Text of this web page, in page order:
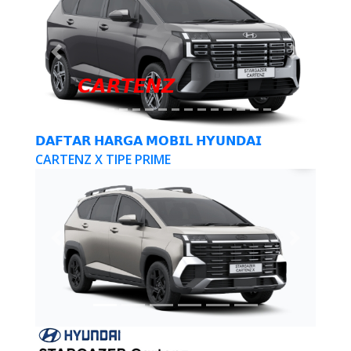
𝘾𝘼𝙍𝙏𝙀𝙉𝙕
Previous Next
𝗗𝗔𝗙𝗧𝗔𝗥 𝗛𝗔𝗥𝗚𝗔 𝗠𝗢𝗕𝗜𝗟 𝗛𝗬𝗨𝗡𝗗𝗔𝗜
CARTENZ X TIPE PRIME
Previous